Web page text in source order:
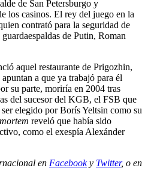
de San Petersburgo y
los casinos. El rey del juego en la
contrató para la seguridad de
de Putin, Roman
aquel restaurante de Prigozhin,
a que ya trabajó para él
su parte, moriría en 2004 tras
del sucesor del KGB, el FSB que
elegido por Borís Yeltsin como su
reveló que había sido
como el exespía Alexánder
en Facebooky Twitter, o en